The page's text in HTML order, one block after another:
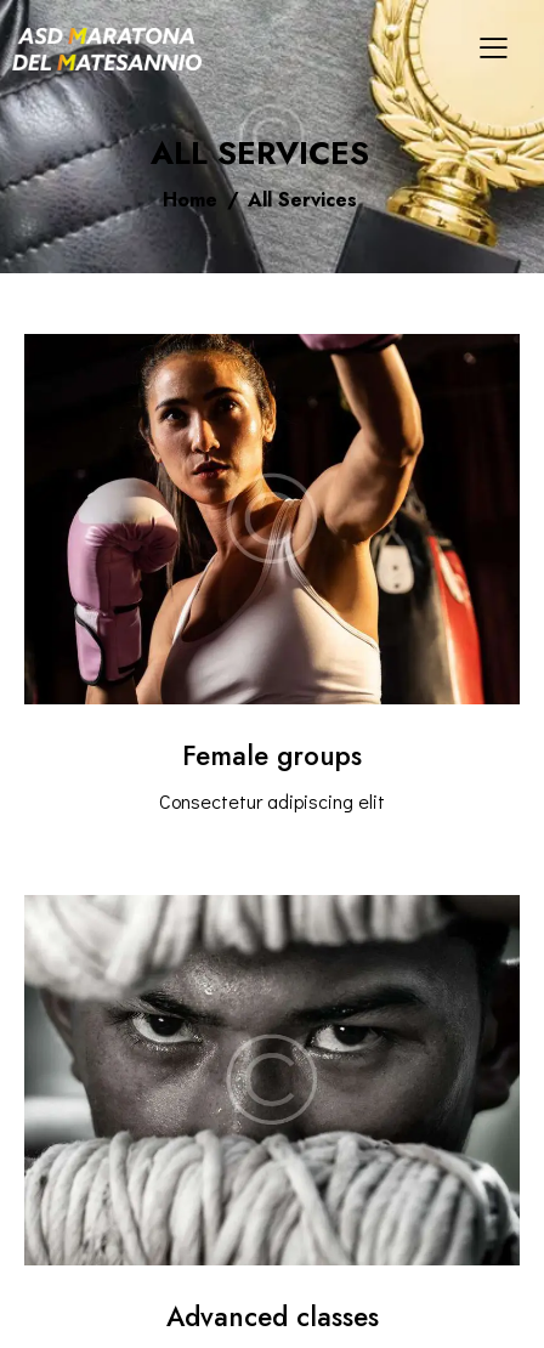
ALL SERVICES
Home All Services
Female groups
Consectetur adipiscing elit
Advanced classes